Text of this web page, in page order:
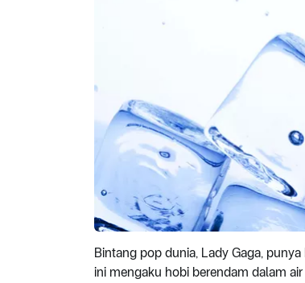
Bintang pop dunia, Lady Gaga,
ini mengaku hobi berendam dalam